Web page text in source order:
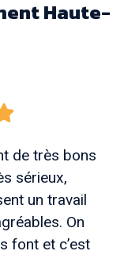
Haute-
de très bons
sérieux,
un travail
On
font et c’est